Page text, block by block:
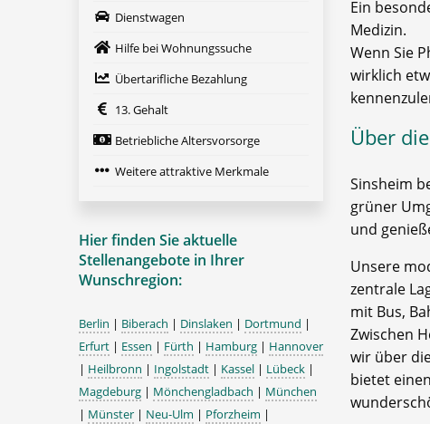
Ein
Medizin.
Wenn Sie
wirklich
Über
Sinsheim
grüner
und
Unsere
zentrale
mit Bus,
Zwischen
wir über
bietet
Dienstwagen
Hilfe bei Wohnungssuche
Übertarifliche Bezahlung
13. Gehalt
Betriebliche Altersvorsorge
Weitere attraktive Merkmale
Hier finden Sie aktuelle
Stellenangebote in Ihrer
Wunschregion:
Berlin | Biberach | Dinslaken | Dortmund |
Erfurt | Essen | Fürth | Hamburg | Hannover
| Heilbronn | Ingolstadt | Kassel | Lübeck |
Magdeburg | Mönchengladbach | München
| Münster | Neu-Ulm | Pforzheim |